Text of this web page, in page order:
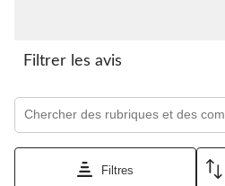
le
le
Filtrer les avis
Filtres